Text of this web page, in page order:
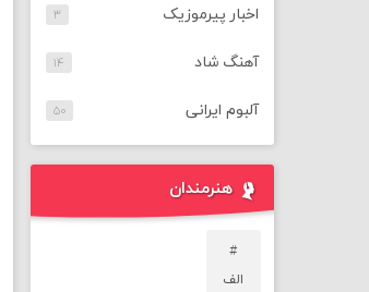
اخبار پیرموزیک ۳
آهنگ شاد ۱۴
آلبوم ایرانی ۵۰
هنرمندان
#
الف